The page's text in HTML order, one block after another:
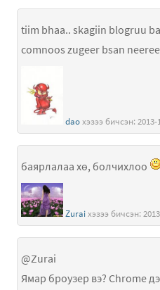
tiim bhaa.. skagiin blogruu
comnoos zugeer bsan neeree
dao
баярлалаа хө, болчихлоо
Zurai
@Zurai
Ямар броузер вэ? Chrome